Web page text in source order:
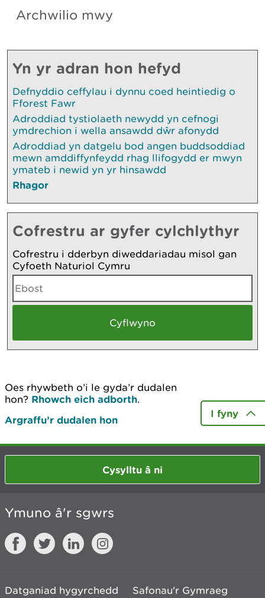
Archwilio mwy
Yn yr adran hon hefyd
Defnyddio ceffylau i dynnu coed heintiedig o
Fforest Fawr
Adroddiad tystiolaeth newydd yn cefnogi
ymdrechion i wella ansawdd dŵr afonydd
Adroddiad yn datgelu bod angen buddsoddiad
mewn amddiffynfeydd rhag llifogydd er mwyn
ymateb i newid yn yr hinsawdd
Rhagor
Cofrestru ar gyfer cylchlythyr
Cofrestru i dderbyn diweddariadau misol gan
Cyfoeth Naturiol Cymru
Oes rhywbeth o’i le gyda’r dudalen
hon? Rhowch eich adborth.
Argraffu’r dudalen hon
I fyny
Cysylltu â ni
Ymuno â'r sgwrs
Datganiad hygyrchedd Safonau'r Gymraeg